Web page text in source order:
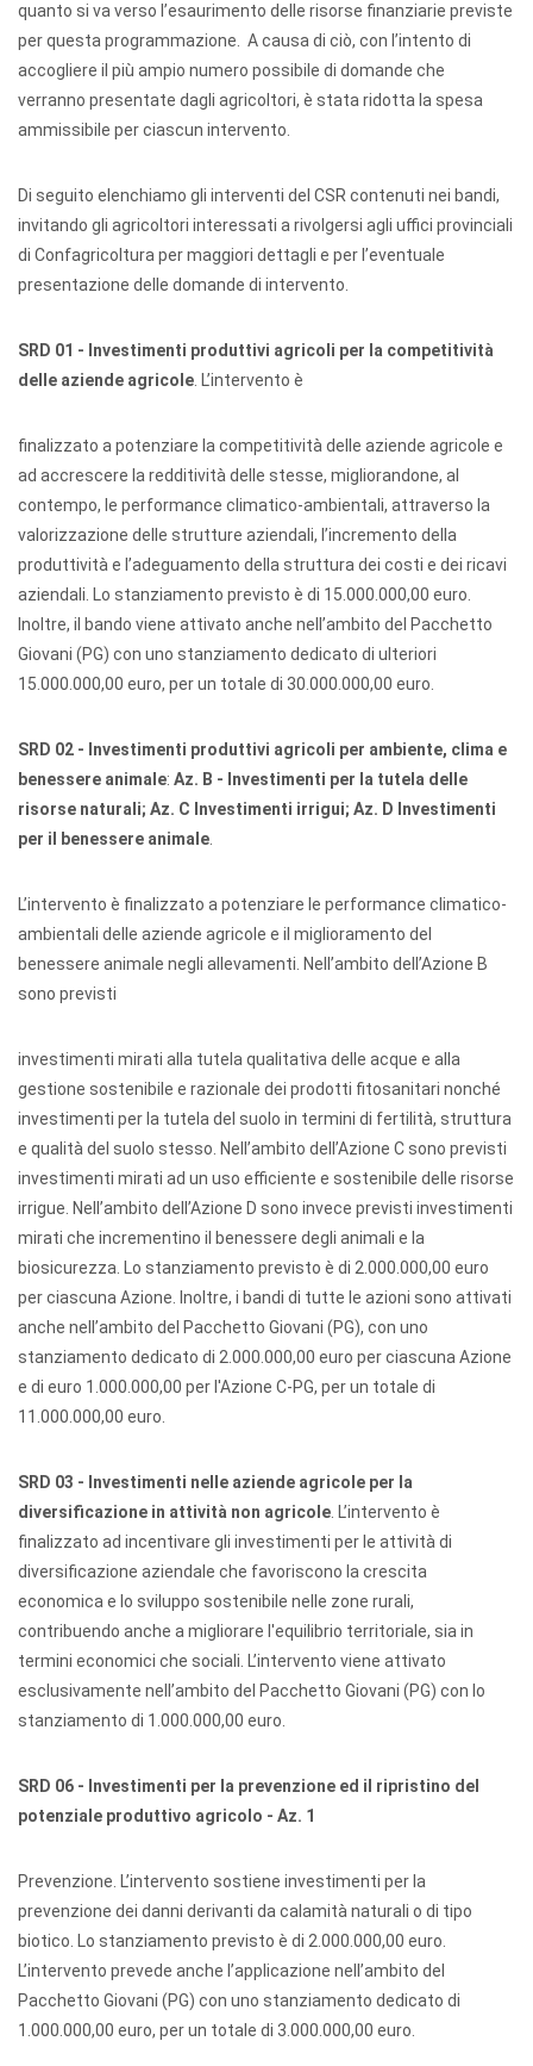
quanto si va verso l’esaurimento delle risorse finanziarie previste
per questa programmazione. A causa di ciò, con l’intento di
accogliere il più ampio numero possibile di domande che
verranno presentate dagli agricoltori, è stata ridotta la spesa
ammissibile per ciascun intervento.
Di seguito elenchiamo gli interventi del CSR contenuti nei bandi,
invitando gli agricoltori interessati a rivolgersi agli uffici provinciali
di Confagricoltura per maggiori dettagli e per l’eventuale
presentazione delle domande di intervento.
SRD 01 - Investimenti produttivi agricoli per la competitività
delle aziende agricole . L’intervento è
finalizzato a potenziare la competitività delle aziende agricole e
ad accrescere la redditività delle stesse, migliorandone, al
contempo, le performance climatico-ambientali, attraverso la
valorizzazione delle strutture aziendali, l’incremento della
produttività e l’adeguamento della struttura dei costi e dei ricavi
aziendali. Lo stanziamento previsto è di 15.000.000,00 euro.
Inoltre, il bando viene attivato anche nell’ambito del Pacchetto
Giovani (PG) con uno stanziamento dedicato di ulteriori
15.000.000,00 euro, per un totale di 30.000.000,00 euro.
SRD 02 - Investimenti produttivi agricoli per ambiente, clima e
benessere animale: Az. B - Investimenti per la tutela delle
risorse naturali; Az. C Investimenti irrigui; Az. D Investimenti
per il benessere animale
L’intervento è finalizzato a potenziare le performance climatico-
ambientali delle aziende agricole e il miglioramento del
benessere animale negli allevamenti. Nell’ambito dell’Azione B
sono previsti
investimenti mirati alla tutela qualitativa delle acque e alla
gestione sostenibile e razionale dei prodotti fitosanitari nonché
investimenti per la tutela del suolo in termini di fertilità, struttura
e qualità del suolo stesso. Nell’ambito dell’Azione C sono previsti
investimenti mirati ad un uso efficiente e sostenibile delle risorse
irrigue. Nell’ambito dell’Azione D sono invece previsti investimenti
mirati che incrementino il benessere degli animali e la
biosicurezza. Lo stanziamento previsto è di 2.000.000,00 euro
per ciascuna Azione. Inoltre, i bandi di tutte le azioni sono attivati
anche nell’ambito del Pacchetto Giovani (PG), con uno
stanziamento dedicato di 2.000.000,00 euro per ciascuna Azione
e di euro 1.000.000,00 per l'Azione C-PG, per un totale di
11.000.000,00 euro.
SRD 03 - Investimenti nelle aziende agricole per la
diversificazione in attività non agricole . L’intervento è
finalizzato ad incentivare gli investimenti per le attività di
diversificazione aziendale che favoriscono la crescita
economica e lo sviluppo sostenibile nelle zone rurali,
contribuendo anche a migliorare l'equilibrio territoriale, sia in
termini economici che sociali. L’intervento viene attivato
esclusivamente nell’ambito del Pacchetto Giovani (PG) con lo
stanziamento di 1.000.000,00 euro.
SRD 06 - Investimenti per la prevenzione ed il ripristino del
potenziale produttivo agricolo - Az. 1
Prevenzione. L’intervento sostiene investimenti per la
prevenzione dei danni derivanti da calamità naturali o di tipo
biotico. Lo stanziamento previsto è di 2.000.000,00 euro.
L’intervento prevede anche l’applicazione nell’ambito del
Pacchetto Giovani (PG) con uno stanziamento dedicato di
1.000.000,00 euro, per un totale di 3.000.000,00 euro.